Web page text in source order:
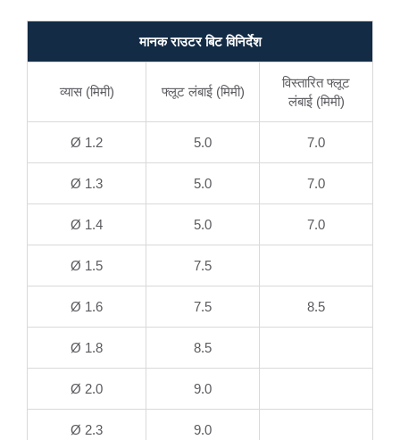
मानक राउटर बिट विनिर्देश
व्यास (मिमी) फ्लूट लंबाई (मिमी)
विस्तारित फ्लूट
लंबाई (मिमी)
Ø 1.2 5.0 7.0
Ø 1.3 5.0 7.0
Ø 1.4 5.0 7.0
Ø 1.5 7.5
Ø 1.6 7.5 8.5
Ø 1.8 8.5
Ø 2.0 9.0
Ø 2.3 9.0